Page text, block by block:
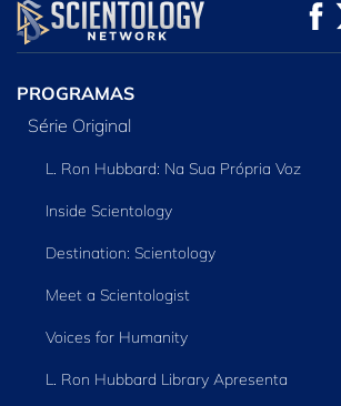
PROGRAMAS
Série Original
L. Ron Hubbard: Na Sua Própria Voz
Inside Scientology
Destination: Scientology
Meet a Scientologist
Voices for Humanity
L. Ron Hubbard Library Apresenta